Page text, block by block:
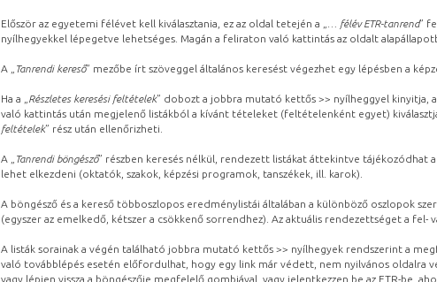
Először az egyetemi félévet kell kiválasztania, ez az oldal tetején a „ … félév ETR-tanrend”
nyílhegyekkel lépegetve lehetséges. Magán a feliraton való kattintás az oldalt
A „ Tanrendi kereső” mezőbe írt szöveggel általános keresést végezhet egy lépésben a
Ha a „ Részletes keresési feltételek” dobozt a jobbra mutató kettős >> nyílheggyel kinyitja,
való kattintás után megjelenő listákból a kívánt tételeket (feltételenként egyet)
feltételek” rész után ellenőrizheti.
A „ Tanrendi böngésző” részben keresés nélkül, rendezett listákat áttekintve
lehet elkezdeni (oktatók, szakok, képzési programok, tanszékek, ill. karok).
A böngésző és a kereső többoszlopos eredménylistái általában a különböző oszlopok
(egyszer az emelkedő, kétszer a csökkenő sorrendhez). Az aktuális rendezettséget a
A listák sorainak a végén található jobbra mutató kettős >> nyílhegyek rendszerint a
való továbblépés esetén előfordulhat, hogy egy link már védett, nem nyilvános oldalra
vagy lépjen vissza a böngészője megfelelő gombjával, vagy jelentkezzen be az ETR-be,